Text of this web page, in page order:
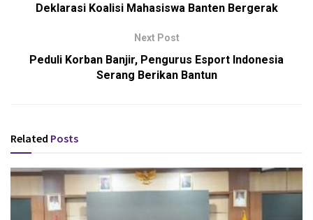
Deklarasi Koalisi Mahasiswa Banten Bergerak
Next Post
Peduli Korban Banjir, Pengurus Esport Indonesia
Serang Berikan Bantun
Related Posts